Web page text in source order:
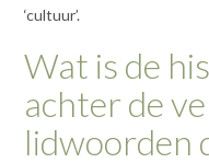
‘cultuur’.
Wat is de
achter de
lidwoorden